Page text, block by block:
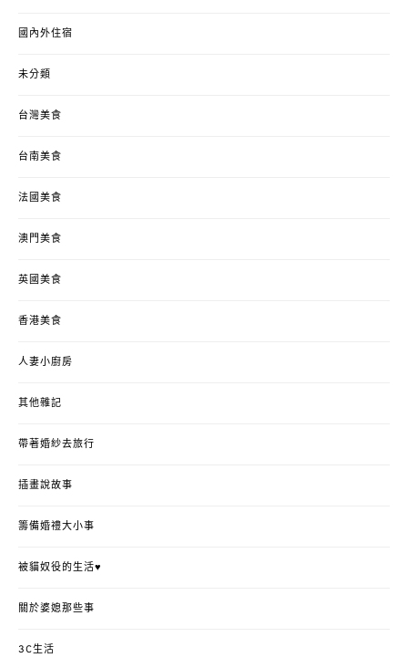
國內外住宿
未分類
台灣美食
台南美食
法國美食
澳門美食
英國美食
香港美食
人妻小廚房
其他雜記
帶著婚紗去旅行
插畫說故事
籌備婚禮大小事
被貓奴役的生活♥
關於婆媳那些事
3C生活